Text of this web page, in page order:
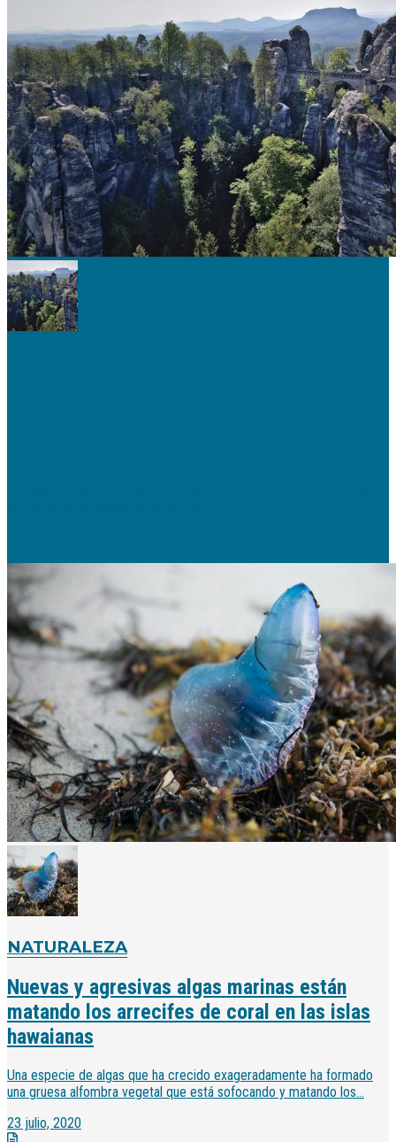
NATURALEZA
Nuevas y agresivas algas marinas están
matando los arrecifes de coral en las islas
hawaianas
Una especie de algas que ha crecido exageradamente ha formado
una gruesa alfombra vegetal que está sofocando y matando los...
23 julio, 2020